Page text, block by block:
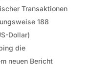
Transaktionen
188
Dollar)
die
neuen Bericht